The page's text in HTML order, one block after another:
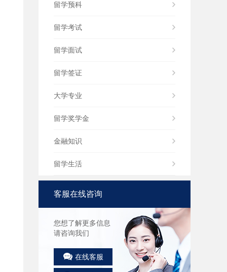
留学预科
留学考试
留学面试
留学签证
大学专业
留学奖学金
金融知识
留学生活
客服在线咨询
您想了解更多信息
请咨询我们
在线客服